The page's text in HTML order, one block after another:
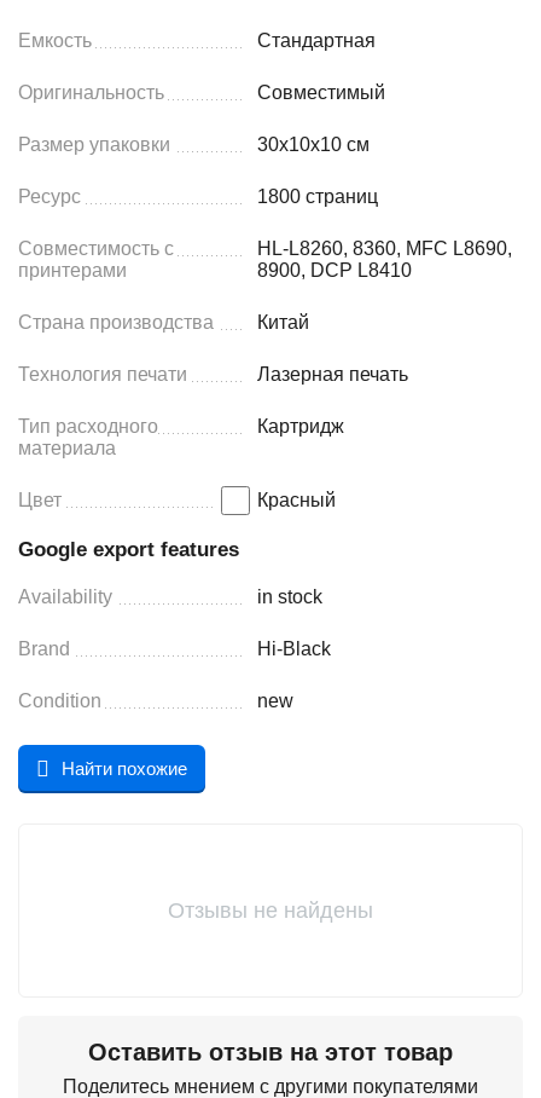
Емкость Стандартная
Оригинальность Совместимый
Размер упаковки 30x10x10 см
Ресурс 1800 страниц
Совместимость с
принтерами
HL-L8260, 8360, MFC L8690,
8900, DCP L8410
Страна производства Китай
Технология печати Лазерная печать
Тип расходного
материала
Картридж
Цвет Красный
Google export features
Availability in stock
Brand Hi-Black
Condition new
Найти похожие
Отзывы не найдены
Оставить отзыв на этот товар
Поделитесь мнением с другими покупателями